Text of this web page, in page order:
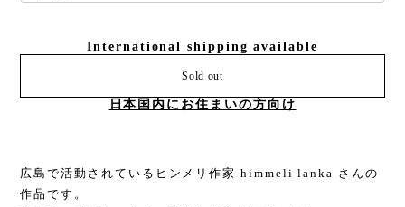
International shipping available
Sold out
日本国内にお住まいの方向け
広島で活動されているヒンメリ作家 himmeli lanka さんの
作品です。